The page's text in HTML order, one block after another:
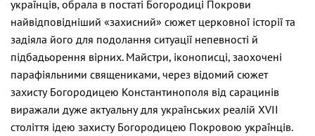
українців, обрала в постаті Богородиці Покрови
найвідповідніший «захисний» сюжет церковної історії та
задіяла його для подолання ситуації непевності й
підбадьорення вірних. Майстри, іконописці, заохочені
парафіяльними священиками, через відомий сюжет
захисту Богородицею Константинополя від сарацинів
виражали дуже актуальну для українських реалій XVII
століття ідею захисту Богородицею Покровою українців.